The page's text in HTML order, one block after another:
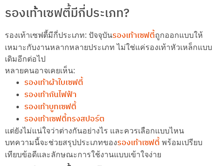
รองเท้้าเซฟตี้มีกี่ประเภท?
รองเท้าเซฟตี้มีกี่ประเภท: ปัจจุบันรองเท้าเซฟตี้ถูกออกแบบให้
เหมาะกับงานหลากหลายประเภท ไม่ใช่แค่รองเท้าหัวเหล็กแบบ
เดิมอีกต่อไป
หลายคนอาจเคยเห็น:
รองเท้าผ้าใบเซฟตี้
รองเท้ากันไฟฟ้า
รองเท้าบูทเซฟตี้
รองเท้าเซฟตี้ทรงสปอร์ต
แต่ยังไม่แน่ใจว่าต่างกันอย่างไร และควรเลือกแบบไหน
บทความนี้จะช่วยสรุปประเภทของรองเท้าเซฟตี้ พร้อมเปรียบ
เทียบข้อดีและลักษณะการใช้งานแบบเข้าใจง่าย